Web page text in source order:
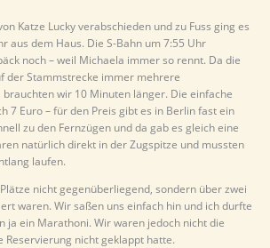
Katze Lucky verabschieden und zu Fuss ging es
aus dem Haus. Die S-Bahn um 7:55 Uhr
noch – weil Michaela immer so rennt. Da die
der Stammstrecke immer mehrere
wir 10 Minuten länger. Die einfache
7 Euro – für den Preis gibt es in Berlin fast ein
zu den Fernzügen und da gab es gleich eine
natürlich direkt in der Zugspitze und mussten
laufen.
nicht gegenüberliegend, sondern über zwei
waren. Wir saßen uns einfach hin und ich durfte
ja ein Marathoni. Wir waren jedoch nicht die
Reservierung nicht geklappt hatte.